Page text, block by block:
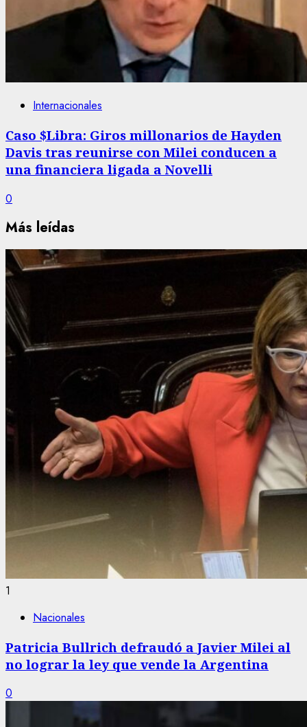
Internacionales
Caso $Libra: Giros millonarios de Hayden
Davis tras reunirse con Milei conducen a
una financiera ligada a Novelli
0
Más leídas
1
Nacionales
Patricia Bullrich defraudó a Javier Milei al
no lograr la ley que vende la Argentina
0